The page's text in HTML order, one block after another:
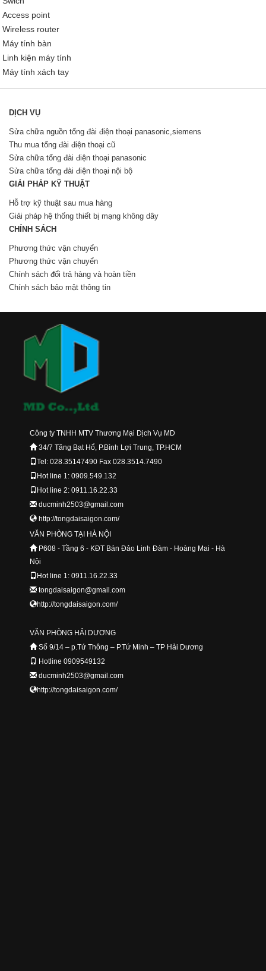
Access point
Wireless router
Máy tính bàn
Linh kiện máy tính
Máy tính xách tay
DỊCH VỤ
Sửa chữa nguồn tổng đài điện thoại panasonic,siemens
Thu mua tổng đài điện thoại cũ
Sửa chữa tổng đài điện thoại panasonic
Sửa chữa tổng đài điện thoại nội bộ
GIẢI PHÁP KỸ THUẬT
Hỗ trợ kỹ thuật sau mua hàng
Giải pháp hệ thống thiết bị mạng không dây
CHÍNH SÁCH
Phương thức vận chuyển
Phương thức vận chuyển
Chính sách đổi trả hàng và hoàn tiền
Chính sách bảo mật thông tin
Công ty TNHH MTV Thương Mại Dịch Vụ MD
34/7 Tăng Bạt Hổ, P.Bình Lợi Trung, TP.HCM
Tel: 028.35147490 Fax 028.3514.7490
Hot line 1: 0909.549.132
Hot line 2: 0911.16.22.33
ducminh2503@gmail.com
http://tongdaisaigon.com/
VĂN PHÒNG TẠI HÀ NỘI
P608 - Tầng 6 - KĐT Bán Đảo Linh Đàm - Hoàng Mai - Hà
Nội
Hot line 1: 0911.16.22.33
tongdaisaigon@gmail.com
http://tongdaisaigon.com/
VĂN PHÒNG HẢI DƯƠNG
Số 9/14 – p.Tứ Thông – P.Tứ Minh – TP Hải Dương
Hotline 0909549132
ducminh2503@gmail.com
http://tongdaisaigon.com/